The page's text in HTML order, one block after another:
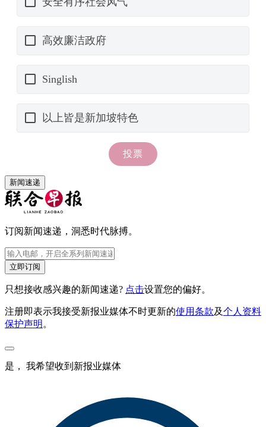
新闻速递
订阅新闻速递，洞悉时代脉搏。
立即订阅
只想接收感兴趣的新闻速递? 点击设置您的偏好。
注册即表示我接受新报业媒体不时更新的使用条款及个人资料
保护声明 。
是， 我希望收到新报业媒体